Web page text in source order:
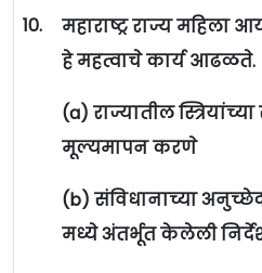
10.
महाराष्ट्र राज्य
हे महत्वाचे कार्य आढळते.
(a) राज्यातील
मूल्यमापन करणे
(b) संविधानाच्या
मध्ये अंतर्भूत केलेली